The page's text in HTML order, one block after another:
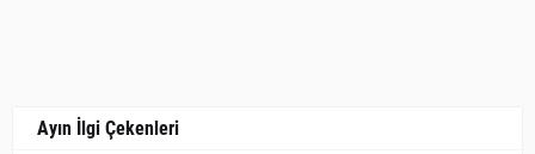
Ayın İlgi Çekenleri